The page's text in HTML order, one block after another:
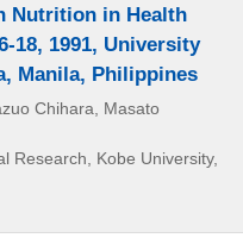
Nutrition in Health
18, 1991, University
Manila, Philippines
Chihara, Masato
Research, Kobe University,